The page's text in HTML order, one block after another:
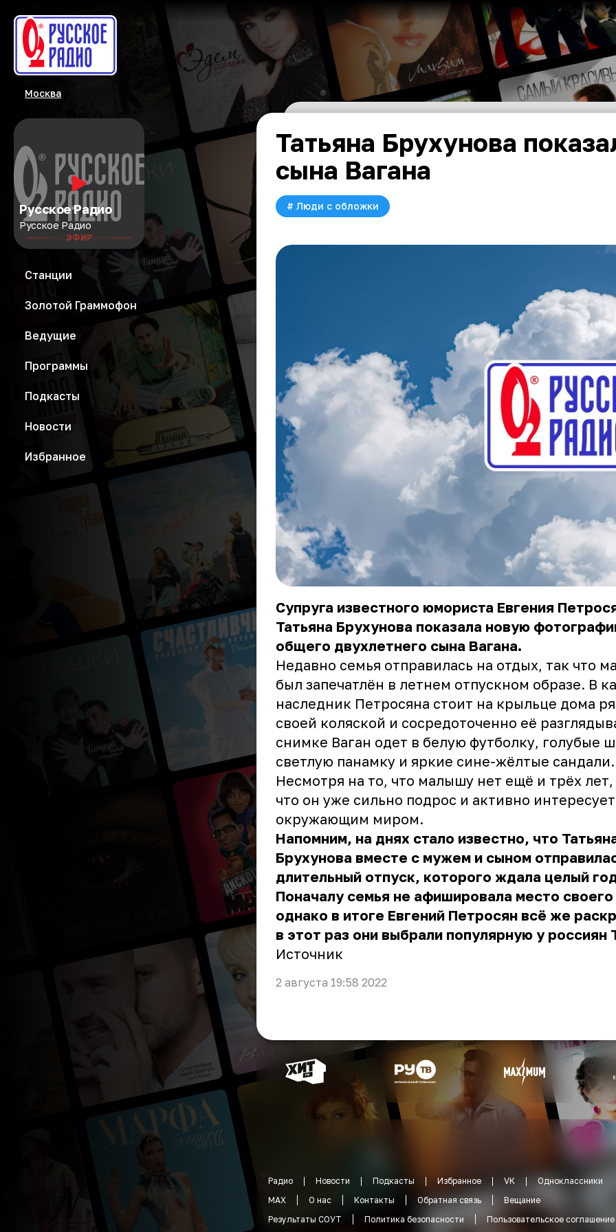
Москва
Русское Радио
Русское Радио
ЭФИР
Станции
Золотой Граммофон
Ведущие
Программы
Подкасты
Новости
Избранное
Татьяна Брухунова
сына Вагана
# Люди с обложки
Супруга известного юмориста Евгения
Татьяна Брухунова показала новую
общего двухлетнего сына Вагана.
Недавно семья отправилась на отдых, так что
был запечатлён в летнем отпускном образе. В
наследник Петросяна стоит на крыльце дома
своей коляской и сосредоточенно её
снимке Ваган одет в белую футболку, голубые
светлую панамку и яркие сине-жёлтые сандали.
Несмотря на то, что малышу нет ещё и трёх
что он уже сильно подрос и активно
окружающим миром.
Напомним, на днях стало известно, что
Брухунова вместе с мужем и сыном
длительный отпуск, которого ждала целый
Поначалу семья не афишировала место
однако в итоге Евгений Петросян всё же
в этот раз они выбрали популярную у россиян
Источник
2 августа 19:58 2022
Радио Новости Подкасты Избранное VK
Одноклассники
MAX
О нас Контакты Обратная связь
Вещание
Результаты СОУТ
Политика безопасности Пользовательское соглашение